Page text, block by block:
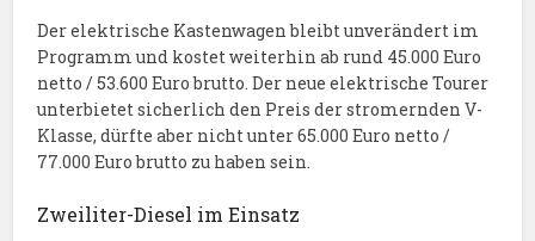
Der elektrische Kastenwagen bleibt unverändert im
Programm und kostet weiterhin ab rund 45.000 Euro
netto / 53.600 Euro brutto. Der neue elektrische Tourer
unterbietet sicherlich den Preis der stromernden V-
Klasse, dürfte aber nicht unter 65.000 Euro netto /
77.000 Euro brutto zu haben sein.
Zweiliter-Diesel im Einsatz